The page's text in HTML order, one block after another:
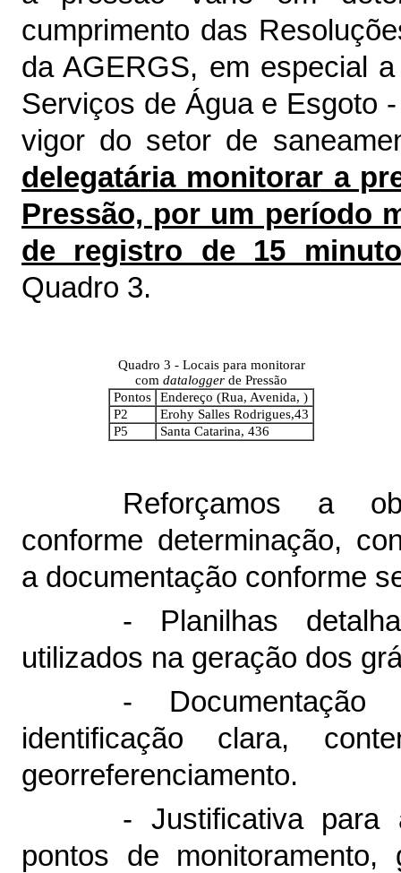
cumprimento das
da AGERGS, em especial
Serviços de Água e Esgoto
vigor do setor de
delegatária monitorar a
Pressão, por um período
de registro de 15
Quadro 3.
Quadro 3 - Locais para monitorar
comdatalogger de Pressão
Pontos
Endereço (Rua, Avenida, )
P2
Erohy Salles Rodrigues,43
P5
Santa Catarina, 436
Reforçamos a
conforme determinação,
a documentação conforme
- Planilhas
utilizados na geração dos
- Documentação
identificação clara,
georreferenciamento.
- Justificativa para
pontos de monitoramento,